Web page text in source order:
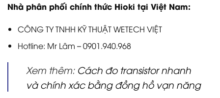
Nhà phân phối chính thức Hioki tại Việt Nam:
CÔNG TY TNHH KỸ THUẬT WETECH VIỆT
Hotline: Mr Lâm – 0901.940.968
Xem thêm: Cách đo transistor nhanh
và chính xác bằng đồng hồ vạn năng